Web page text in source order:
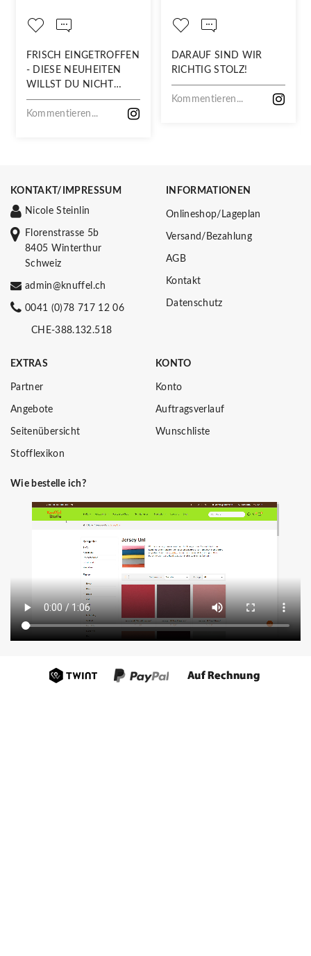
FRISCH EINGETROFFEN
- DIESE NEUHEITEN
WILLST DU NICHT
VERPASSEN!
Kommentieren...
DARAUF SIND WIR
RICHTIG STOLZ!
Kommentieren...
KONTAKT/IMPRESSUM
Nicole Steinlin
Florenstrasse 5b
8405 Winterthur
Schweiz
admin@knuffel.ch
0041 (0)78 717 12 06
CHE-388.132.518
INFORMATIONEN
Onlineshop/Lageplan
Versand/Bezahlung
AGB
Kontakt
Datenschutz
EXTRAS
Partner
Angebote
Seitenübersicht
Stofflexikon
KONTO
Konto
Auftragsverlauf
Wunschliste
Wie bestelle ich?